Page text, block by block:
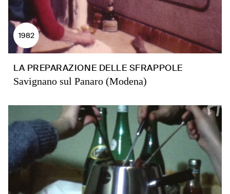
1982
LA PREPARAZIONE DELLE SFRAPPOLE
Savignano sul Panaro (Modena)